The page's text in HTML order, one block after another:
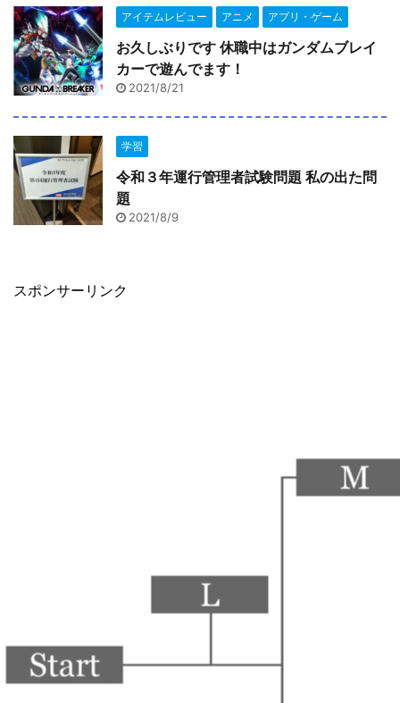
アイテムレビュー アニメ アプリ・ゲーム
お久しぶりです 休職中はガンダムブレイ
カーで遊んでます！
2021/8/21
学習
令和３年運行管理者試験問題 私の出た問
題
2021/8/9
スポンサーリンク